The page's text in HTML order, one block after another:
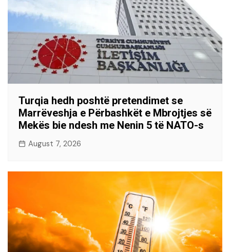
Turqia hedh poshtë pretendimet se
Marrëveshja e Përbashkët e Mbrojtjes së
Mekës bie ndesh me Nenin 5 të NATO-s
August 7, 2026